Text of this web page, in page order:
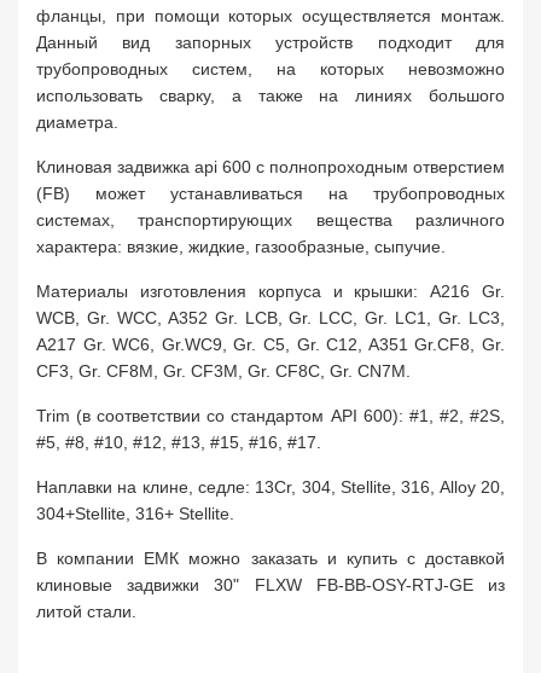
фланцы, при помощи которых осуществляется монтаж.
Данный вид запорных устройств подходит для
трубопроводных систем, на которых невозможно
использовать сварку, а также на линиях большого
диаметра.
Клиновая задвижка api 600 с полнопроходным отверстием
(FB) может устанавливаться на трубопроводных
системах, транспортирующих вещества различного
характера: вязкие, жидкие, газообразные, сыпучие.
Материалы изготовления корпуса и крышки: A216 Gr.
WCB, Gr. WCC, A352 Gr. LCB, Gr. LCC, Gr. LC1, Gr. LC3,
A217 Gr. WC6, Gr.WC9, Gr. C5, Gr. C12, A351 Gr.CF8, Gr.
CF3, Gr. CF8M, Gr. CF3M, Gr. CF8C, Gr. CN7M.
Trim (в соответствии со стандартом API 600): #1, #2, #2S,
#5, #8, #10, #12, #13, #15, #16, #17.
Наплавки на клине, седле: 13Cr, 304, Stellite, 316, Alloy 20,
304+Stellite, 316+ Stellite.
В компании ЕМК можно заказать и купить с доставкой
клиновые задвижки 30" FLXW FB-BB-OSY-RTJ-GE из
литой стали.